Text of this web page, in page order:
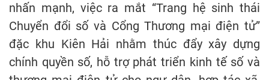
nhấn mạnh, việc ra mắt “Trang hệ sinh thái
Chuyển đổi số và Cổng Thương mại điện tử”
đặc khu Kiên Hải nhằm thúc đẩy xây dựng
chính quyền số, hỗ trợ phát triển kinh tế số và